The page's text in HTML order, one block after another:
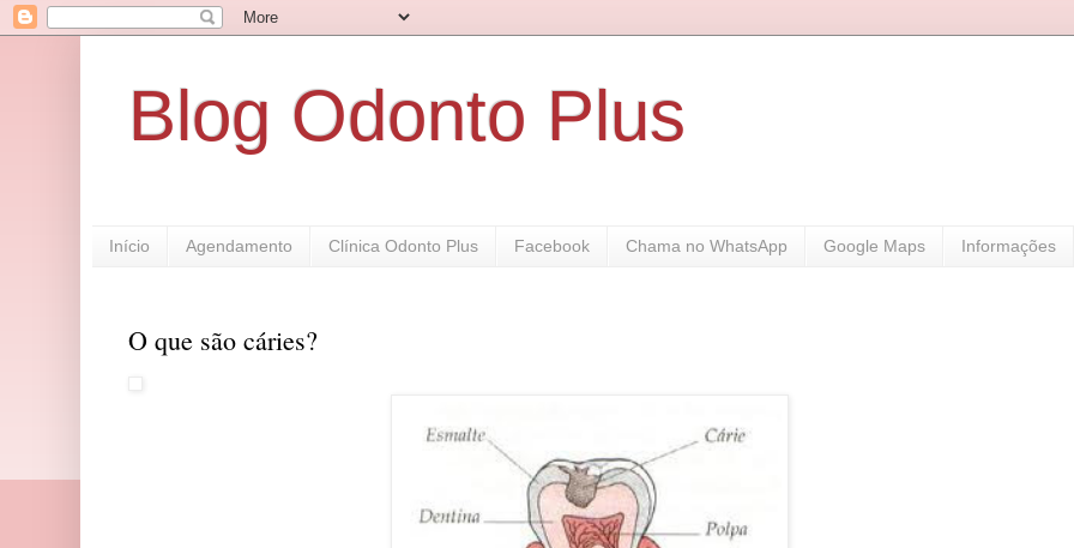
Blog Odonto Plus
Início Agendamento Clínica Odonto Plus Facebook Chama no WhatsApp Google Maps Informações
O que são cáries?